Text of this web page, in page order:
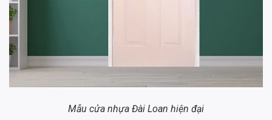
Mẫu cửa nhựa Đài Loan hiện đại